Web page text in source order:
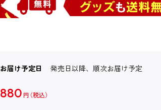
お届け予定日 発売日以降、順次お届け予定
880 円